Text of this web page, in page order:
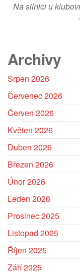
Na silnici u
Archivy
Srpen 2026
Červenec 2026
Červen 2026
Květen 2026
Duben 2026
Březen 2026
Únor 2026
Leden 2026
Prosinec 2025
Listopad 2025
Říjen 2025
Září 2025